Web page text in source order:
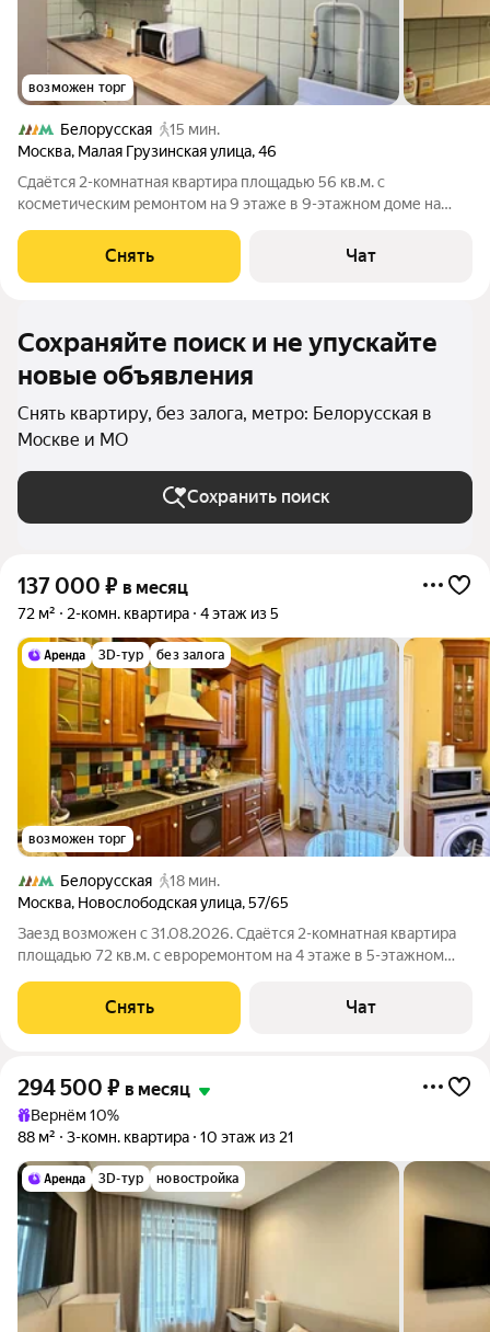
возможен торг
Белорусская
15 мин.
Москва, Малая Грузинская улица,46
Сдаётся 2-комнатная квартира площадью 56 кв.м. с
косметическим ремонтом на 9 этаже в 9-этажном доме на
Стиральная машина Холодильник Микроволновка Пылесос
Дом - кирпичный, окна выходят
Снять Чат
Сохраняйте поиск и не упускайте
новые объявления
Снять квартиру, без залога, метро: Белорусская в
Москве и МО
Сохранить поиск
137 000 ₽ в месяц
72 м² 2-комн. квартира 4 этаж из 5
3D-тур без залога
возможен торг
Белорусская
18 мин.
Москва, Новослободская улица,57/65
Заезд возможен с 31.08.2026. Сдаётся 2-комнатная квартира
площадью 72 кв.м. с евроремонтом на 4 этаже в 5-этажном
Духовой шкаф Стиральная машина Холодильник
Посудомоечная машина Кондиционер
Снять Чат
294 500 ₽ в месяц
Вернём 10%
88 м²
3-комн. квартира 10 этаж из 21
3D-тур новостройка